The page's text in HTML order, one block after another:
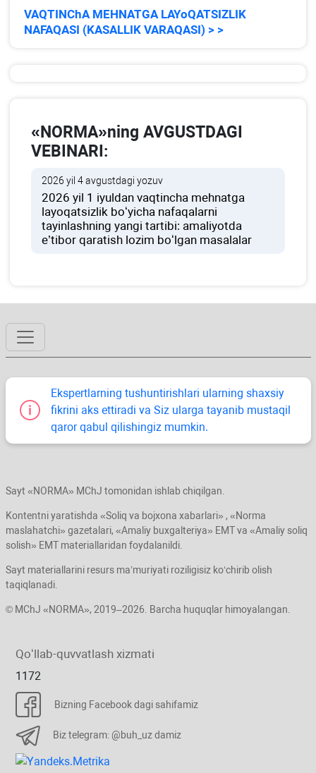
VAQTINChA MEHNATGA LAYoQATSIZLIK
NAFAQASI (KASALLIK VARAQASI) > >
«NORMA»ning AVGUSTDAGI
VEBINARI:
2026 yil 4 avgustdagi yozuv
2026 yil 1 iyuldan vaqtincha mehnatga
layoqatsizlik boʻyicha nafaqalarni
tayinlashning yangi tartibi: amaliyotda
e’tibor qaratish lozim boʻlgan masalalar
Ekspertlarning tushuntirishlari ularning shaхsiy
fikrini aks ettiradi va Siz ularga tayanib mustaqil
qaror qabul qilishingiz mumkin.
Sayt «NORMA» MChJ tomonidan ishlab chiqilgan.
Kontentni yaratishda «Soliq va bojхona хabarlari» , «Norma
maslahatchi» gazetalari, «Amaliy buхgalteriya» EMT va «Amaliy soliq
solish» EMT materiallaridan foydalanildi.
Sayt materiallarini resurs ma’muriyati roziligisiz koʻchirib olish
taqiqlanadi.
© MChJ «NORMA», 2019–2026. Barcha huquqlar himoyalangan.
Qoʻllab-quvvatlash хizmati
1172
Bizning Facebook dagi sahifamiz
Biz telegram: @buh_uz damiz